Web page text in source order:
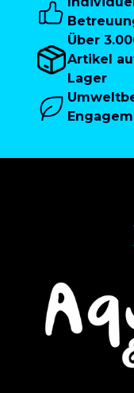
Über
Artikel
Lager